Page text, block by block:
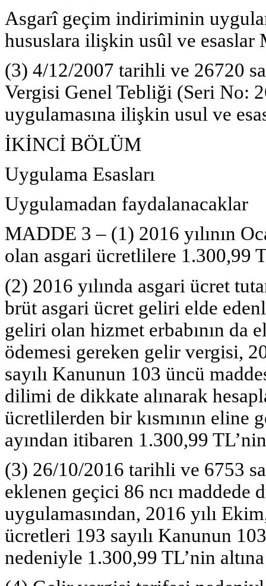
Asgarî geçim indiriminin
hususlara ilişkin usûl ve esaslar
(3) 4/12/2007 tarihli ve 26720
Vergisi Genel Tebliği (Seri No:
uygulamasına ilişkin usul ve
İKİNCİ BÖLÜM
Uygulama Esasları
Uygulamadan faydalanacaklar
MADDE 3 – (1) 2016 yılının
olan asgari ücretlilere 1.300,99
(2) 2016 yılında asgari ücret
brüt asgari ücret geliri elde
geliri olan hizmet erbabının da
ödemesi gereken gelir vergisi,
sayılı Kanunun 103 üncü
dilimi de dikkate alınarak
ücretlilerden bir kısmının eline
ayından itibaren 1.300,99
(3) 26/10/2016 tarihli ve 6753
eklenen geçici 86 ncı
uygulamasından, 2016 yılı
ücretleri 193 sayılı Kanunun
nedeniyle 1.300,99 TL’nin